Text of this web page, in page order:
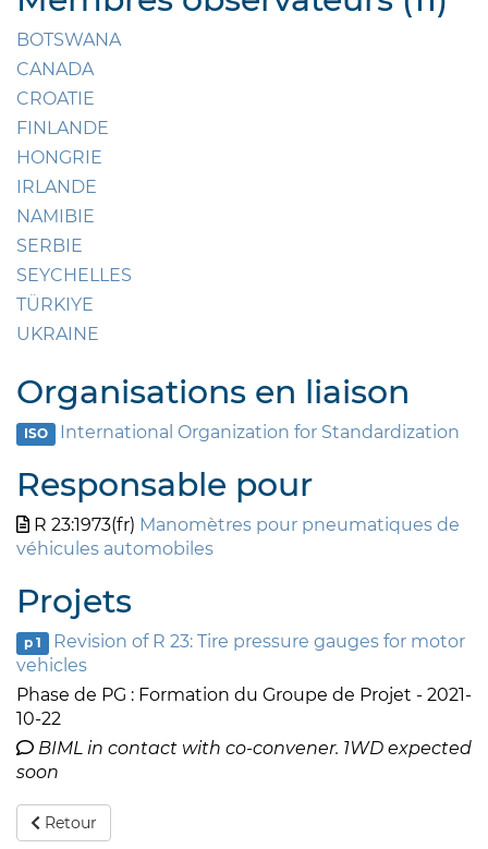
BOTSWANA
CANADA
CROATIE
FINLANDE
HONGRIE
IRLANDE
NAMIBIE
SERBIE
SEYCHELLES
TÜRKIYE
UKRAINE
Organisations en liaison
ISO International Organization for Standardization
Responsable pour
R 23:1973(fr) Manomètres pour pneumatiques de
véhicules automobiles
Projets
p 1
Revision of R 23: Tire pressure gauges for motor
vehicles
Phase de PG : Formation du Groupe de Projet - 2021-
10-22
BIML in contact with co-convener. 1WD expected
soon
Retour